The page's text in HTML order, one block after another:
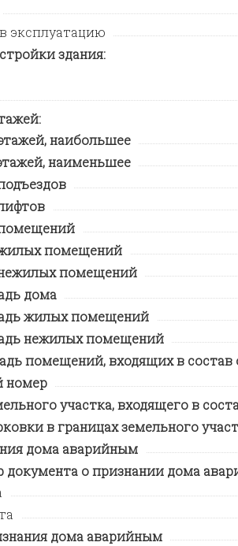
эксплуатацию
здания:
наибольшее
наименьшее
помещений
помещений
дома
жилых помещений
нежилых помещений
помещений, входящих в
номер
участка, входящего в
в границах земельного
дома аварийным
документа о признании дома
дома аварийным